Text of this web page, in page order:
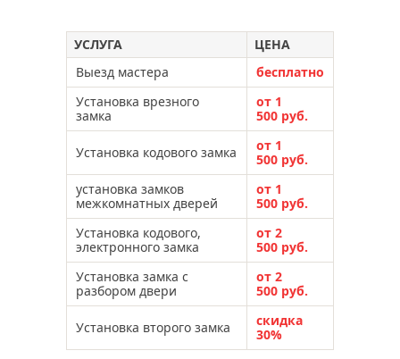
УСЛУГА
ЦЕНА
Выезд мастера
бесплатно
Установка врезного
замка
от 1
500 руб.
Установка кодового замка
от 1
500 руб.
установка замков
межкомнатных дверей
от 1
500 руб.
Установка кодового,
электронного замка
от 2
500 руб.
Установка замка с
разбором двери
от 2
500 руб.
Установка второго замка
скидка
30%